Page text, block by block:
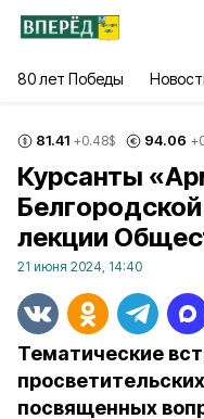
80 лет Победы
81.41 +0.48$ 94.06
Курсанты
лекции
21 июня 2024, 14:40
Тематические
посвященных